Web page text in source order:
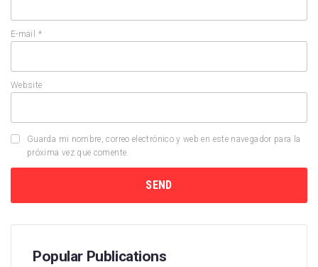
E-mail *
Website
Guarda mi nombre, correo electrónico y web en este navegador para la
próxima vez que comente.
Popular Publications